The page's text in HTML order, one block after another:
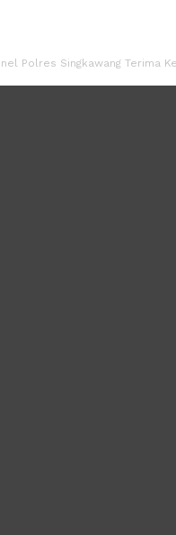
Polres Singkawang Terima